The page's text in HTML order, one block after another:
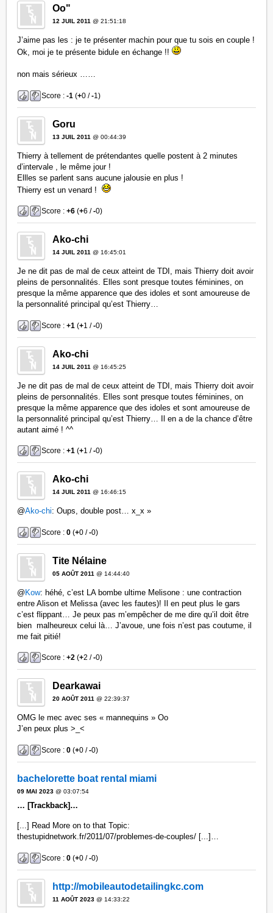
Oo"
12 JUIL 2011 @ 21:51:18
J’aime pas les : je te présenter machin pour que tu sois en couple !
Ok, moi je te présente bidule en échange !!
non mais sérieux ……
Score :-1 (+0 /-1)
Goru
13 JUIL 2011 @ 00:44:39
Thierry à tellement de prétendantes quelle postent à 2 minutes
d’intervale , le même jour !
Ellles se parlent sans aucune jalousie en plus !
Thierry est un venard !
Score :+6 (+6 /-0)
Ako-chi
14 JUIL 2011 @ 16:45:01
Je ne dit pas de mal de ceux atteint de TDI, mais Thierry doit avoir
pleins de personnalités. Elles sont presque toutes féminines, on
presque la même apparence que des idoles et sont amoureuse de
la personnalité principal qu’est Thierry…
Score :+1 (+1 /-0)
Ako-chi
14 JUIL 2011 @ 16:45:25
Je ne dit pas de mal de ceux atteint de TDI, mais Thierry doit avoir
pleins de personnalités. Elles sont presque toutes féminines, on
presque la même apparence que des idoles et sont amoureuse de
la personnalité principal qu’est Thierry… Il en a de la chance d’être
autant aimé ! ^^
Score :+1 (+1 /-0)
Ako-chi
14 JUIL 2011 @ 16:46:15
@Ako-chi: Oups, double post… x_x »
Score :0 (+0 /-0)
Tite Nélaine
05 AOÛT 2011 @ 14:44:40
@ Kow: héhé, c’est LA bombe ultime Melisone : une contraction
entre Alison et Melissa (avec les fautes)! Il en peut plus le gars
c’est flippant… Je peux pas m’empêcher de me dire qu’il doit être
bien malheureux celui là… J’avoue, une fois n’est pas coutume, il
me fait pitié!
Score :+2 (+2 /-0)
Dearkawai
20 AOÛT 2011 @ 22:39:37
OMG le mec avec ses « mannequins » Oo
J’en peux plus >_<
Score :0 (+0 /-0)
bachelorette boat rental miami
09 MAI 2023 @ 03:07:54
… [Trackback]…
[...] Read More on to that Topic:
thestupidnetwork.fr/2011/07/problemes-de-couples/ [...]…
Score :0 (+0 /-0)
http://mobileautodetailingkc.com
11 AOÛT 2023 @ 14:33:22